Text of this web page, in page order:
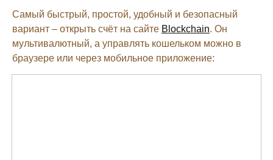
Самый быстрый, простой, удобный и безопасный
вариант – открыть счёт на сайте Blockchain. Он
мультивалютный, а управлять кошельком можно в
браузере или через мобильное приложение: